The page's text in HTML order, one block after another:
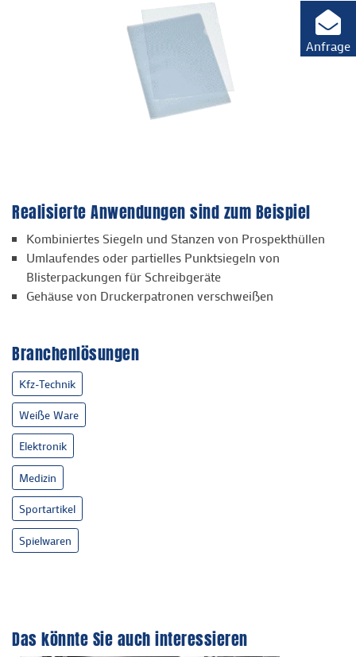
Anfrage
Realisierte Anwendungen sind zum Beispiel
Kombiniertes Siegeln und Stanzen von Prospekthüllen
Umlaufendes oder partielles Punktsiegeln von
Blisterpackungen für Schreibgeräte
Gehäuse von Druckerpatronen verschweißen
Branchenlösungen
Kfz-Technik
Weiße Ware
Elektronik
Medizin
Sportartikel
Spielwaren
Das könnte Sie auch interessieren